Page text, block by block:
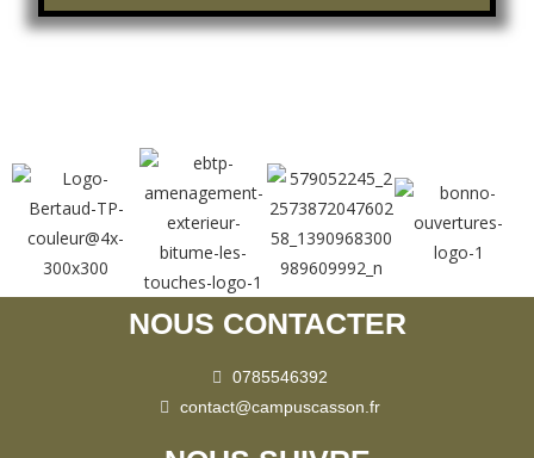
NOUS CONTACTER
0785546392
contact@campuscasson.fr